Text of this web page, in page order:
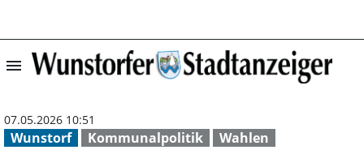
menu Partei BSW tritt
Wunstorf Kommunalpolitik Wahlen
07.05.2026 10:51